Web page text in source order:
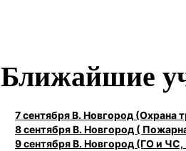
Ближайшие
7 сентября В. Новгород
8 сентября В. Новгород (
9 сентября В. Новгород (ГО и ЧС,